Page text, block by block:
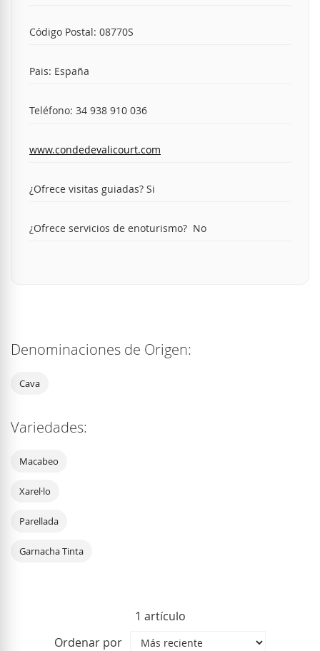
Código Postal: 08770S
Pais: España
Teléfono: 34 938 910 036
www.condedevalicourt.com
¿Ofrece visitas guiadas? Si
¿Ofrece servicios de enoturismo? No
Denominaciones de Origen:
Cava
Variedades:
Macabeo
Xarel·lo
Parellada
Garnacha Tinta
1 artículo
Ordenar por